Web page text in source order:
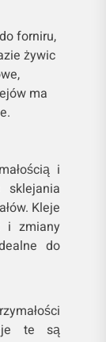
forniru,
żywic
ma
i
sklejania
Kleje
i zmiany
do
te są